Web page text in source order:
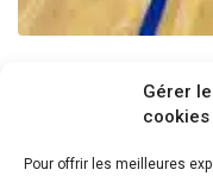
Gérer
cookies
Pour offrir les meilleures